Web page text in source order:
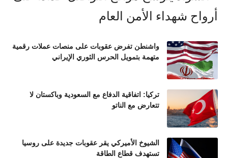
واشنطن تفرض عقوبات على منصات عملات رقمية
متهمة بتمويل الحرس الثوري الإيراني
تركيا: اتفاقية الدفاع مع السعودية وباكستان لا
تتعارض مع الناتو
الشيوخ الأميركي يقر عقوبات جديدة على روسيا
تستهدف قطاع الطاقة